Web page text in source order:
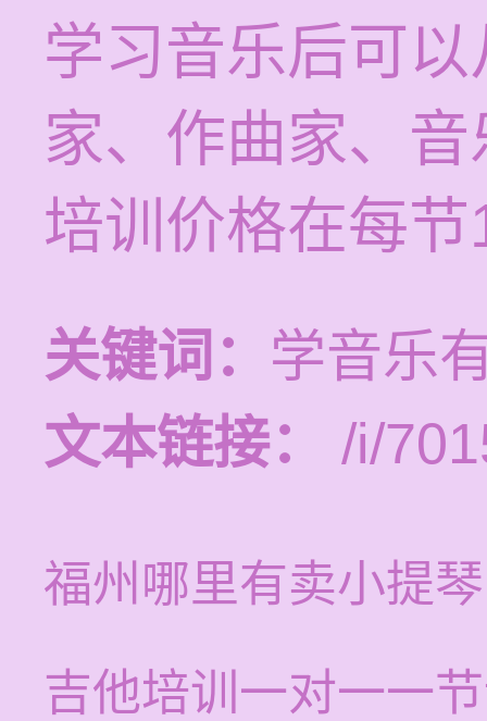
学习音乐后可
家、作曲家、
培训价格在每
关键词： 学音乐
文本链接：
/i/
福州哪里有卖小提
吉他培训一对一一